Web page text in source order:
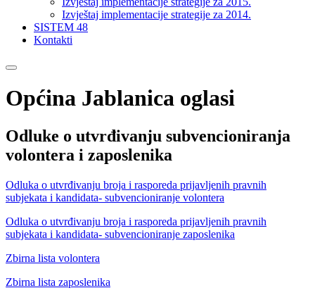
Izvještaj implementacije strategije za 2014.
SISTEM 48
Kontakti
Općina Jablanica oglasi
Odluke o utvrđivanju subvencioniranja
volontera i zaposlenika
Odluka o utvrđivanju broja i rasporeda prijavljenih pravnih
subjekata i kandidata- subvencioniranje volontera
Odluka o utvrđivanju broja i rasporeda prijavljenih pravnih
subjekata i kandidata- subvencioniranje zaposlenika
Zbirna lista volontera
Zbirna lista zaposlenika